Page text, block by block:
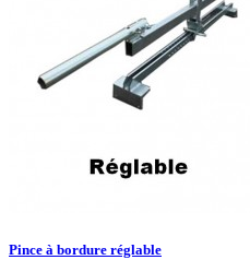
Pince à bordure réglable